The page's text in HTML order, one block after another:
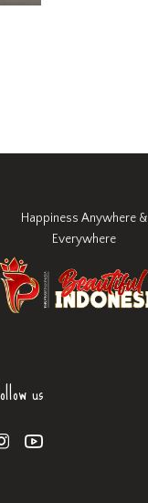
Happiness Anywhere &
Everywhere
us